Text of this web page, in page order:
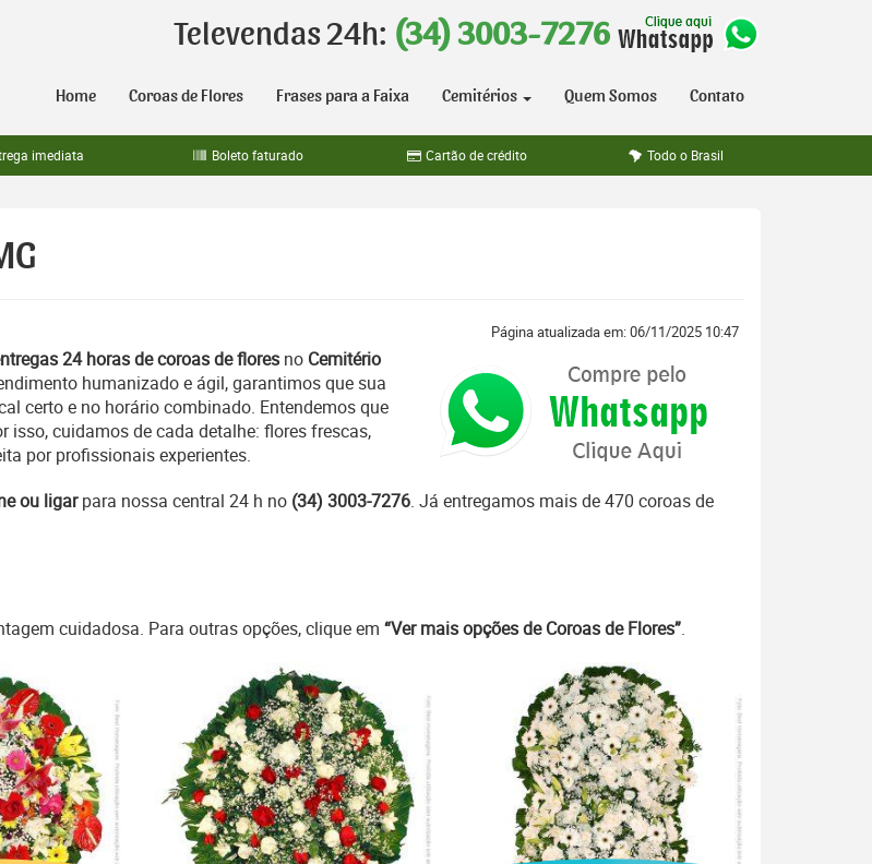
Televendas 24h: (34) 3003-7276
Home Coroas de Flores Frases para a Faixa Cemitérios Quem Somos Contato
imediata Boleto faturado Cartão de crédito Todo o Brasil
Página atualizada em: 06/11/2025 10:47
24 horas de coroas de flores no Cemitério
humanizado e ágil, garantimos que sua
certo e no horário combinado. Entendemos que
isso, cuidamos de cada detalhe: flores frescas,
por profissionais experientes.
ou ligarpara nossa central 24 h no (34) 3003-7276. Já entregamos mais de 470 coroas de
cuidadosa. Para outras opções, clique em “Ver mais opções de Coroas de Flores”.